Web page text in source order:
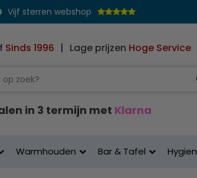
Vijf sterren webshop
Sinds 1996 | Lage prijzen Hoge Service
in 3 termijn met Klarna
Warmhouden Bar & Tafel